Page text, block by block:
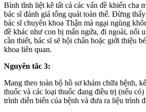
Bình tĩnh liệt kê tất cả các vấn đề khiến cha
bác sĩ đánh giá tổng quát toàn thể. Đừng
bác sĩ chuyên khoa Thận mà ngại ngùng
đề khác như con bị mẩn ngứa, đi ngoài, nổi
cần thiết, bác sĩ sẽ hội chẩn hoặc giới thiệu
khoa liên quan.
Nguyên tắc 3:
Mang theo toàn bộ hồ sơ khám chữa bệnh,
thuốc và các loại thuốc đang điều trị (nếu có)
trình diễn biến của bệnh và đưa ra liệu trình